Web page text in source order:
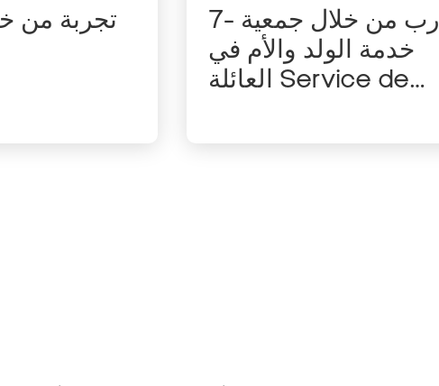
7- تجارب من خلال جمعية
خدمة الولد والأم في
العائلة Service de